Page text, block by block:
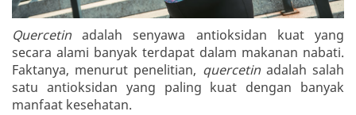
Quercetin adalah senyawa antioksidan kuat yang
secara alami banyak terdapat dalam makanan nabati.
Faktanya, menurut penelitian, quercetinadalah salah
satu antioksidan yang paling kuat dengan banyak
manfaat kesehatan.